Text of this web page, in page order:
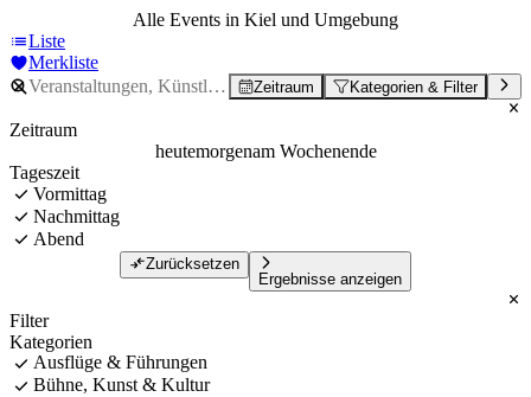
Alle Events in Kiel und Umgebung
Liste
Merkliste
Zeitraum Kategorien & Filter
Zeitraum
heutemorgenam Wochenende
Tageszeit
Vormittag
Nachmittag
Abend
Zurücksetzen
Ergebnisse anzeigen
Filter
Kategorien
Ausflüge & Führungen
Bühne, Kunst & Kultur